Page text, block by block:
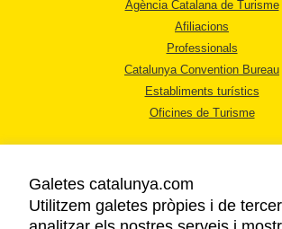
Agència Catalana de Turisme
Afiliacions
Professionals
Catalunya Convention Bureau
Establiments turístics
Oficines de Turisme
Galetes catalunya.com
Utilitzem galetes pròpies i de